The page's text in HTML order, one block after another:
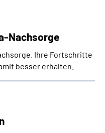
Nachsorge
Ihre Fortschritte
besser erhalten.